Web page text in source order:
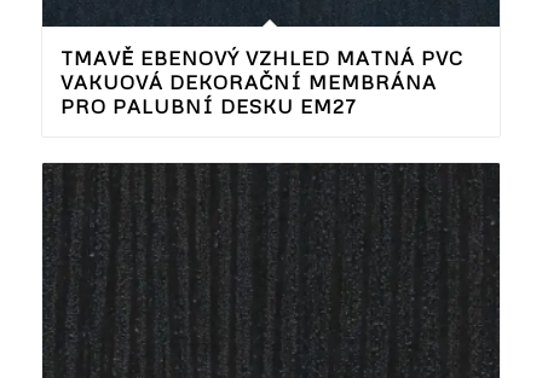
TMAVĚ EBENOVÝ VZHLED MATNÁ PVC
VAKUOVÁ DEKORAČNÍ MEMBRÁNA
PRO PALUBNÍ DESKU EM27